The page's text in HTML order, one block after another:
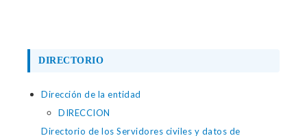
DIRECTORIO
Dirección de la entidad
DIRECCION
Directorio de los Servidores civiles y datos de